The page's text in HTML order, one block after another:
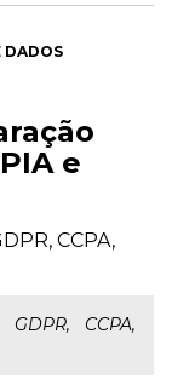
DADOS
e
CCPA,
CCPA,